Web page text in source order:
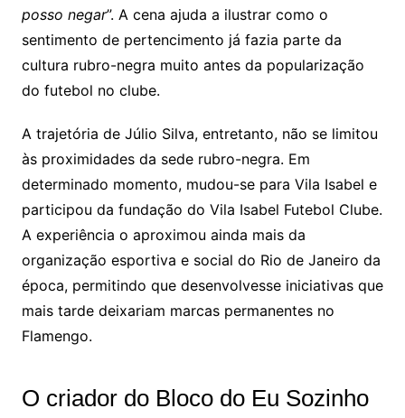
posso negar”. A cena ajuda a ilustrar como o
sentimento de pertencimento já fazia parte da
cultura rubro-negra muito antes da popularização
do futebol no clube.
A trajetória de Júlio Silva, entretanto, não se limitou
às proximidades da sede rubro-negra. Em
determinado momento, mudou-se para Vila Isabel e
participou da fundação do Vila Isabel Futebol Clube.
A experiência o aproximou ainda mais da
organização esportiva e social do Rio de Janeiro da
época, permitindo que desenvolvesse iniciativas que
mais tarde deixariam marcas permanentes no
Flamengo.
O criador do Bloco do Eu Sozinho